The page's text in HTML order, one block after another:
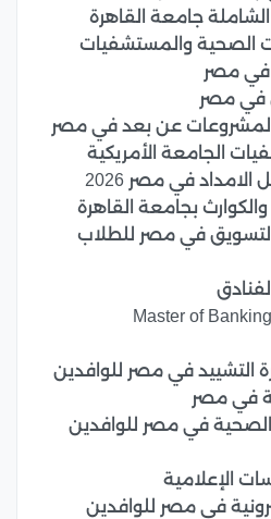
الشاملة جامعة القاهرة
الصحية والمستشفيات
في مصر
في مصر
المشروعات عن بعد في مصر
الجامعة الأمريكية
في مصر 2026
والكوارث بجامعة القاهرة
التسويق في مصر للطلاب
ماجستير إدارة البنوك Master of Banking
التشييد في مصر للوافدين
في مصر
الصحية في مصر للوافدين
الإعلامية
في مصر للوافدين